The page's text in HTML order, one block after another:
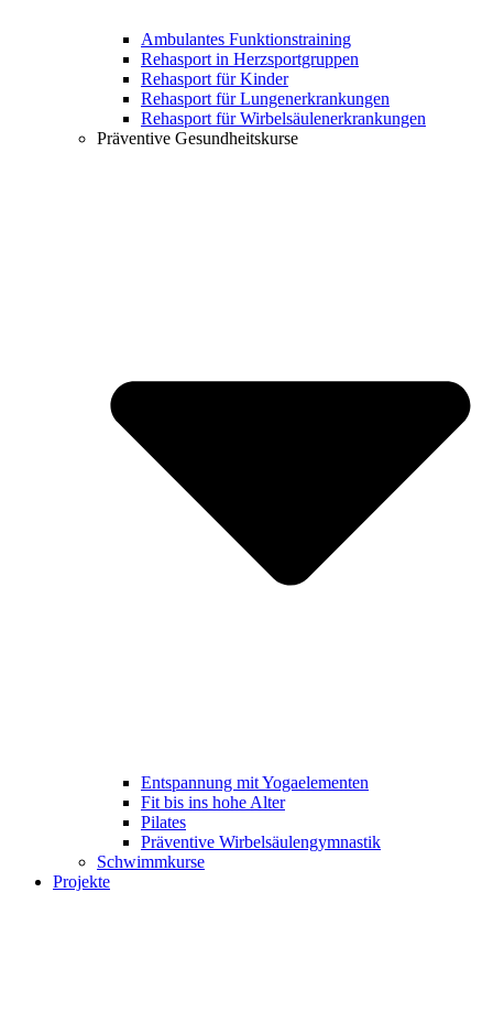
Ambulantes Funktionstraining
Rehasport in Herzsportgruppen
Rehasport für Kinder
Rehasport für Lungenerkrankungen
Rehasport für Wirbelsäulenerkrankungen
Präventive Gesundheitskurse
Entspannung mit Yogaelementen
Fit bis ins hohe Alter
Pilates
Präventive Wirbelsäulengymnastik
Schwimmkurse
Projekte